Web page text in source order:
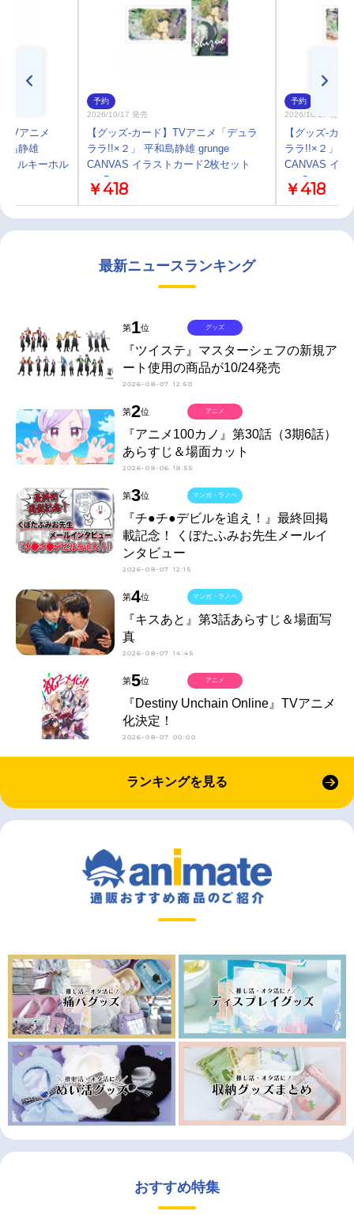
TVアニメ
島静雄
リルキーホル
予約
2026/10/17 発売
【グッズ-カード】TVアニメ「デュラ
ララ!!×２」 平和島静雄 grunge
CANVAS イラストカード2枚セット
ver.D
￥418
予約
2026/10/17 発売
【グッズ-カ
ララ!!×２」
CANVAS イラ
ver.C
￥418
最新ニュースランキング
第1位
『ツイステ』マスターシェフの新規ア
ート使用の商品が10/24発売
2026-08-07 12:50
グッズ
第2位
『アニメ100カノ』第30話（3期6話）
あらすじ＆場面カット
2026-08-06 18:55
アニメ
第3位
『チ●チ●デビルを追え！』最終回掲
載記念！ くぼたふみお先生メールイ
ンタビュー
2026-08-07 12:15
マンガ・ラノベ
第4位
『キスあと』第3話あらすじ＆場面写
真
2026-08-07 14:45
マンガ・ラノベ
第5位
『Destiny Unchain Online』TVアニメ
化決定！
2026-08-07 00:00
アニメ
ランキングを見る
おすすめ特集